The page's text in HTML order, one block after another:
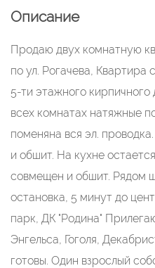
Описание
Продаю двух комнатную
по ул. Рогачева, Квартира
5-ти этажного
всех комнатах натяжные
поменяна вся эл.
и обшит. На кухне
совмещен и обшит. Рядом
остановка, 5 минут до
парк, ДК "Родина"
Энгельса, Гоголя,
готовы. Один взрослый